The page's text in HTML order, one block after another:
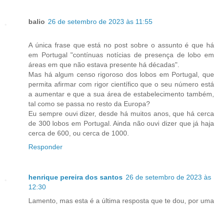
balio 26 de setembro de 2023 às 11:55
A única frase que está no post sobre o assunto é que há
em Portugal "contínuas notícias de presença de lobo em
áreas em que não estava presente há décadas".
Mas há algum censo rigoroso dos lobos em Portugal, que
permita afirmar com rigor científico que o seu número está
a aumentar e que a sua área de estabelecimento também,
tal como se passa no resto da Europa?
Eu sempre ouvi dizer, desde há muitos anos, que há cerca
de 300 lobos em Portugal. Ainda não ouvi dizer que já haja
cerca de 600, ou cerca de 1000.
Responder
henrique pereira dos santos 26 de setembro de 2023 às
12:30
Lamento, mas esta é a última resposta que te dou, por uma